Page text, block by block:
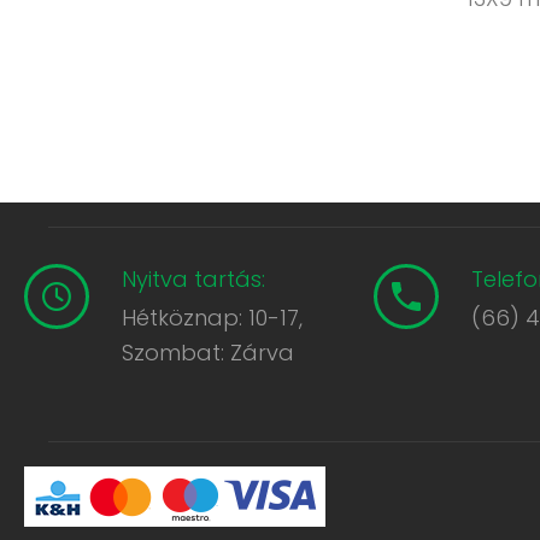
Nyitva tartás:
Hétköznap: 10-17,
Szombat: Zárva
(66)